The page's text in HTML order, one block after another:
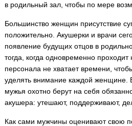
в родильный зал, чтобы по мере
Большинство женщин присутствие
положительно. Акушерки и врачи
появление будущих отцов в
тогда, когда одновременно проходит
персонала не хватает времени,
уделять внимание каждой женщине.
мужья охотно берут на себя
акушера: утешают, поддерживают,
Как сами мужчины оценивают свою